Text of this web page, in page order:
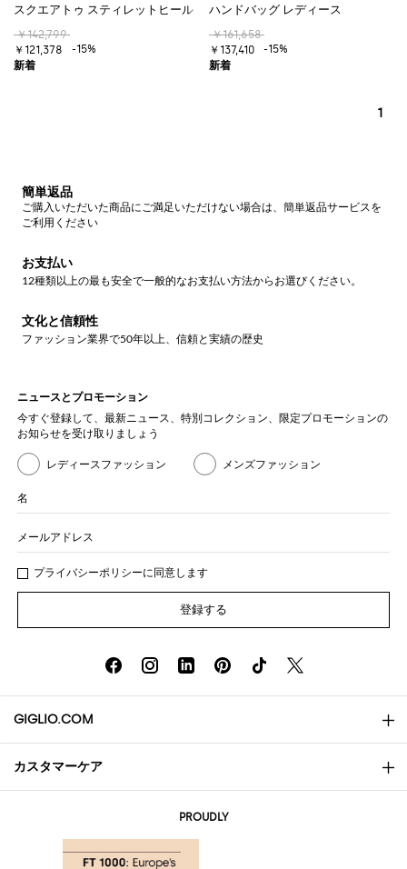
スクエアトゥ スティレットヒール スエードミュール
￥142,799
￥121,378
-15%
ハンドバッグ レディース
￥161,658
￥137,410
-15%
1
簡単返品
ご購入いただいた商品にご満足いただけない場合は、簡単返品サービスを
ご利用ください
お支払い
12種類以上の最も安全で一般的なお支払い方法からお選びください。
文化と信頼性
ファッション業界で50年以上、信頼と実績の歴史
ニュースとプロモーション
今すぐ登録して、最新ニュース、特別コレクション、限定プロモーションの
お知らせを受け取りましょう
レディースファッション メンズファッション
名
メールアドレス
プライバシーポリシーに同意します
登録する
GIGLIO.COM
会社概要
カスタマーケア
PROUDLY